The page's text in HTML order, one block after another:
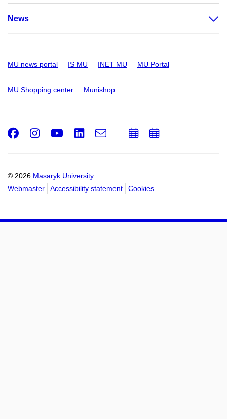
News
MU news portal IS MU INET MU MU Portal
MU Shopping center Munishop
© 2026 Masaryk University
Webmaster
Accessibility statement Cookies
Facebook
Instagram
Youtube
LinkedIn
e-
AddAdd